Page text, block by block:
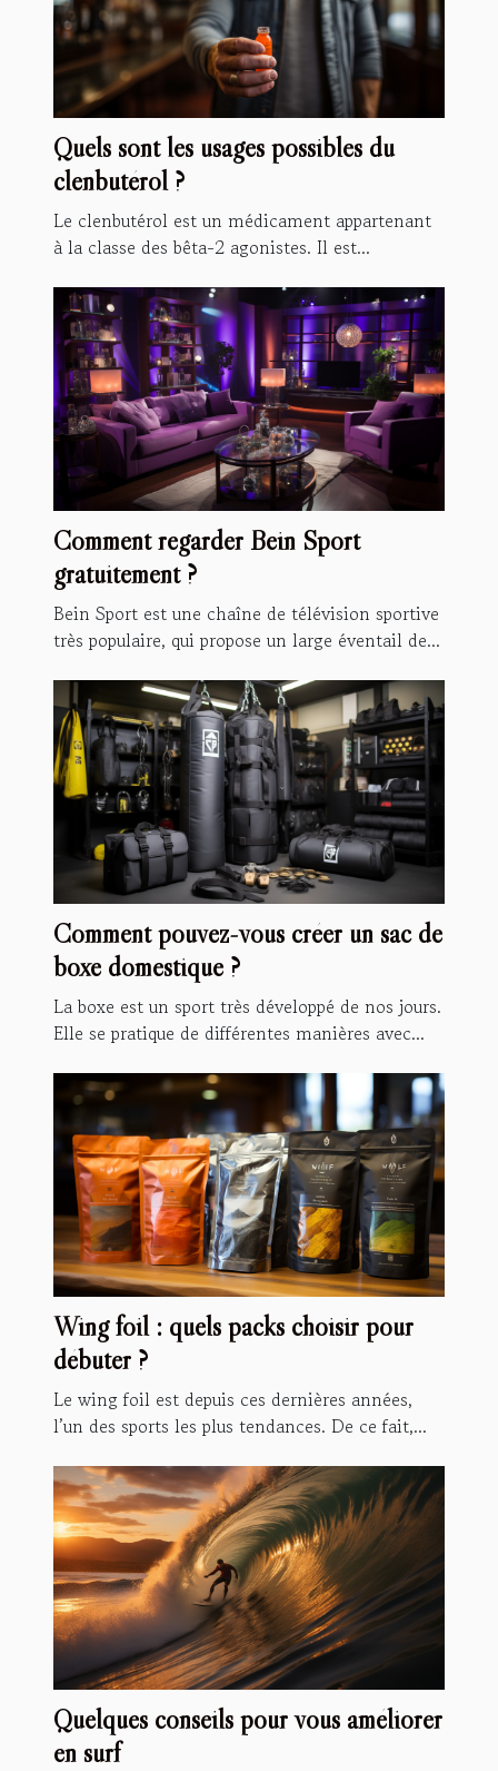
Quels sont les usages possibles du
clenbutérol ?
Le clenbutérol est un médicament appartenant
à la classe des bêta-2 agonistes. Il est...
Comment regarder Bein Sport
gratuitement ?
Bein Sport est une chaîne de télévision sportive
très populaire, qui propose un large éventail de...
Comment pouvez-vous créer un sac de
boxe domestique ?
La boxe est un sport très développé de nos jours.
Elle se pratique de différentes manières avec...
Wing foil : quels packs choisir pour
débuter ?
Le wing foil est depuis ces dernières années,
l’un des sports les plus tendances. De ce fait,...
Quelques conseils pour vous améliorer
en surf